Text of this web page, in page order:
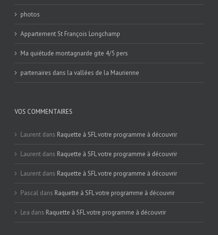
photos
Appartement St François Longchamp
Ma quiétude montagnarde gite 4/5 pers
partenaires dans la vallées de la Maurienne
VOS COMMENTAIRES
Laurent dans Raquette à SFL votre programme à découvrir
Laurent dans Raquette à SFL votre programme à découvrir
Laurent dans Raquette à SFL votre programme à découvrir
Pascal dans Raquette à SFL votre programme à découvrir
Lea dans Raquette à SFL votre programme à découvrir